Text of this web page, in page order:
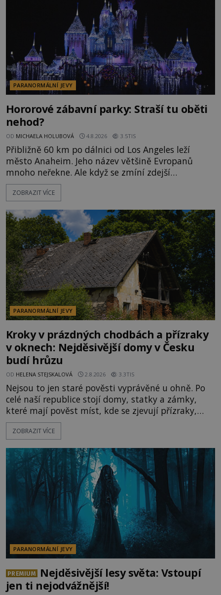
momentem se slavnému
PARANORMÁLNÍ JEVY
Hororové zábavní parky: Straší tu oběti
nehod?
OD MICHAELA HOLUBOVÁ 4.8.2026 3.5TIS
Přibližně 60 km po dálnici od Los Angeles leží
město Anaheim. Jeho název většině Evropanů
mnoho neřekne. Ale když se zmíní zdejší
Disneyland, je hned jasno. Zábavní park vyroste na
poklidném místě bývalého sadu pomerančovníků.
kolem 17 000 000 zábavychtivých lidí ročně. A ač je
velká snaha to utajit, někteří z
ZOBRAZIT VÍCE
PARANORMÁLNÍ JEVY
Kroky v prázdných chodbách a přízraky
v oknech: Nejděsivější domy v Česku
budí hrůzu
OD HELENA STEJSKALOVÁ 2.8.2026 3.3TIS
Nejsou to jen staré pověsti vyprávěné u ohně. Po
celé naší republice stojí domy, statky a zámky,
které mají pověst míst, kde se zjevují přízraky,
ozývají nevysvětlitelné zvuky nebo se dějí podivné
jevy. Zatímco historici většinou hledají racionální
lokality vykazují nápadně podobná svědectví po
celé generace. A právě tato opakující se svědectví
ZOBRAZIT VÍCE
PARANORMÁLNÍ JEVY
PREMIUM
Nejděsivější lesy světa: Vstoupí
jen ti nejodvážnější!